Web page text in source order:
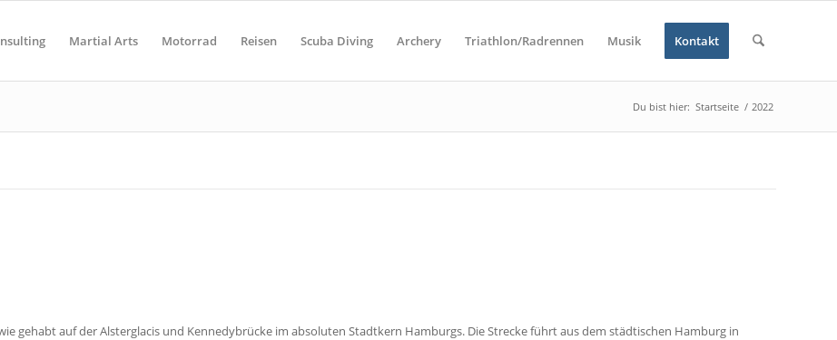
Martial Arts Motorrad Reisen Scuba Diving Archery Triathlon/Radrennen Musik Kontakt
Du bist hier: Startseite / 2022
gehabt auf der Alsterglacis und Kennedybrücke im absoluten Stadtkern Hamburgs. Die Strecke führt aus dem städtischen Hamburg in